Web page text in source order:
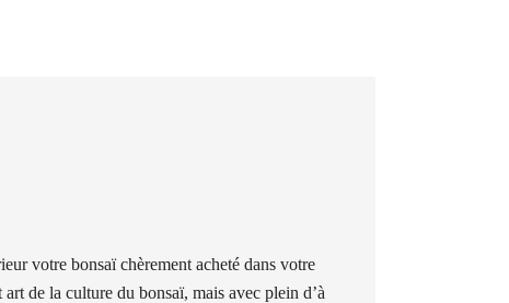
votre bonsaï chèrement acheté dans votre
de la culture du bonsaï, mais avec plein d’à